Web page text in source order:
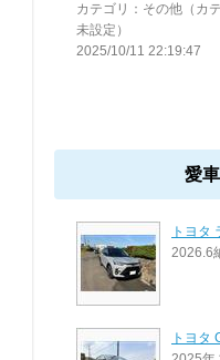
カテゴリ：その他（カ
未設定）
2025/10/11 22:19:47
愛
トヨタ
2026.6
トヨタ